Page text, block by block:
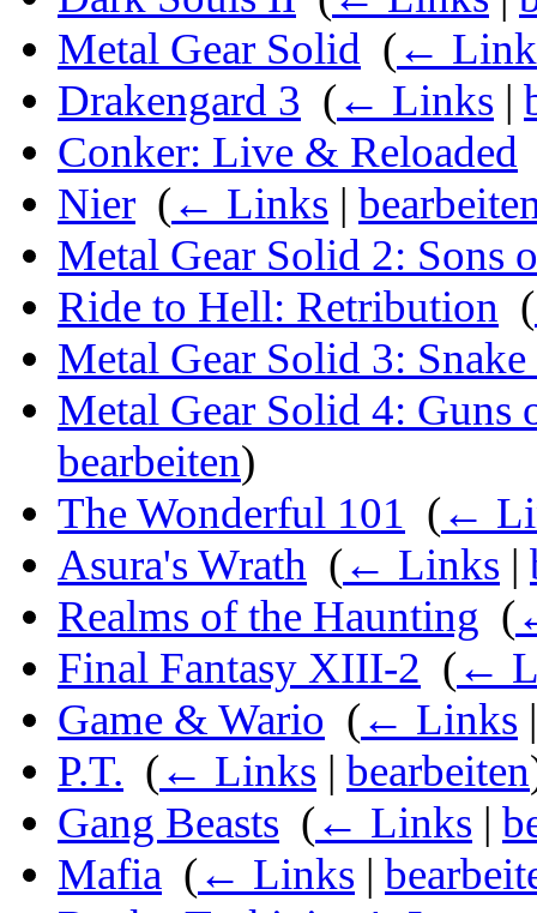
Metal Gear Solid (←
Drakengard 3 (← Links |
Conker: Live & Reloaded
Nier (← Links |
Metal Gear Solid 2: Sons
Ride to Hell: Retribution (
Metal Gear Solid 3: Snake
Metal Gear Solid 4: Guns
bearbeiten)
The Wonderful 101 (←
Asura's Wrath (← Links |
Realms of the Haunting (
Final Fantasy XIII-2 (←
Game & Wario (← Links
P.T. (← Links | bearbeiten
Gang Beasts (← Links |
Mafia (← Links |